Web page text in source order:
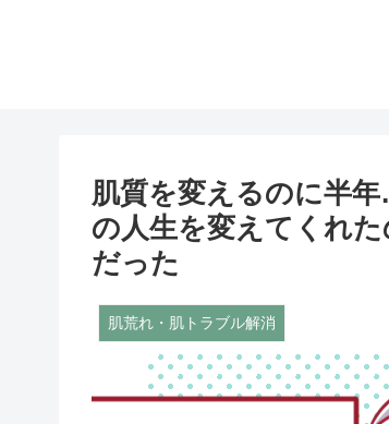
肌質を変えるのに半
の人生を変えてくれ
だった
肌荒れ・肌トラブル解消